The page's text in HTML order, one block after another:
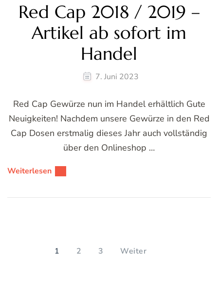
Red Cap 2018 / 2019 –
Artikel ab sofort im
Handel
7. Juni 2023
Red Cap Gewürze nun im Handel erhältlich Gute
Neuigkeiten! Nachdem unsere Gewürze in den Red
Cap Dosen erstmalig dieses Jahr auch vollständig
über den Onlineshop …
Weiterlesen
BeiträgeSEITE
1 SEITE
2 SEITE
3 Weiter